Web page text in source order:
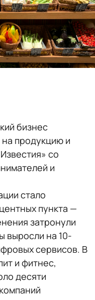
бизнес
продукцию и
со
и
стало
пункта —
затронули
выросли на 10-
сервисов. В
и фитнес,
десяти